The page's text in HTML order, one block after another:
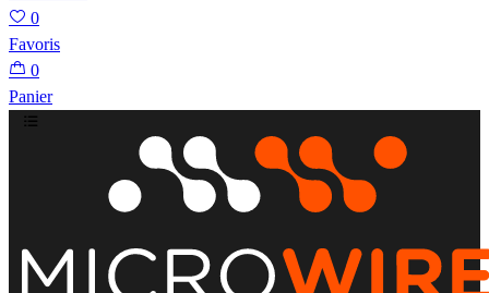
0
Favoris
0
Panier